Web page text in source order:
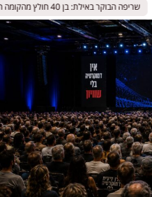
שריפה הבוקר באילת: בן 40 חולץ מהקומה השלישית עם כוויות בכל גופו – מצבו קשה
שריפה הבוקר באילת: בן 40 חולץ מהקומה השלישית עם כוויות בכל גופו – מצבו קשה